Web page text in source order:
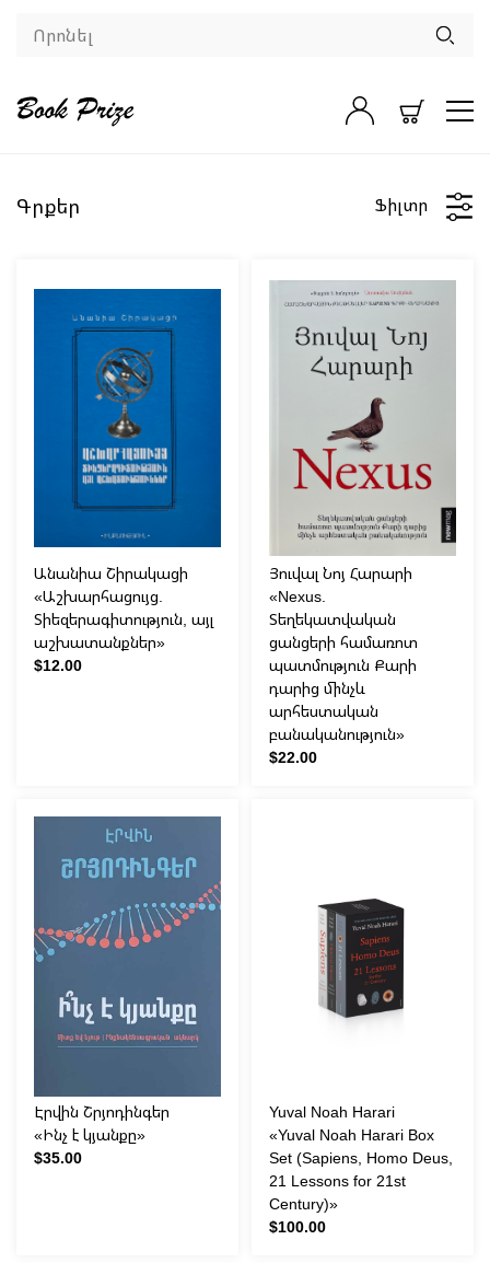
Գրքեր Ֆիլտր
Անանիա Շիրակացի
«Աշխարհացույց.
Տիեզերագիտություն, այլ
աշխատանքներ»
$12.00
Յուվալ Նոյ Հարարի
«Nexus.
Տեղեկատվական
ցանցերի համառոտ
պատմություն Քարի
դարից մինչև
արհեստական
բանականություն»
$22.00
Էրվին Շրյոդինգեր
«Ինչ է կյանքը»
$35.00
Yuval Noah Harari
«Yuval Noah Harari Box
Set (Sapiens, Homo Deus,
21 Lessons for 21st
Century)»
$100.00